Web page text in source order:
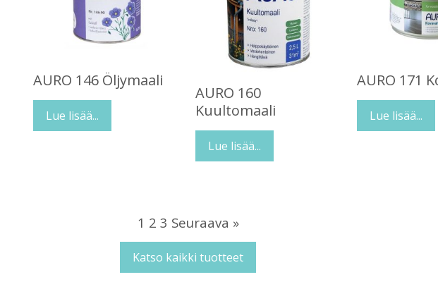
AURO 146 Öljymaali
Lue lisää...
AURO 160
Kuultomaali
Lue lisää...
AURO 171
Lue lisää...
1 2 3 Seuraava »
Katso kaikki tuotteet